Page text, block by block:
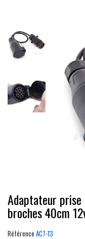
Adaptateur prise
broches 40cm
Référence AC7-13